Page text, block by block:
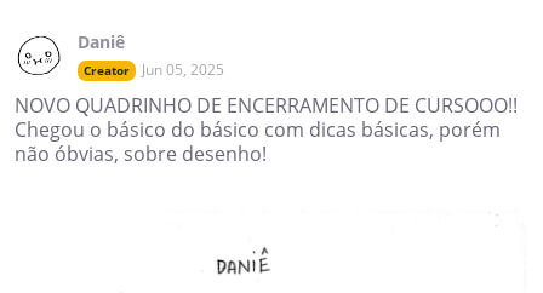
Daniê
Creator Jun 05, 2025
NOVO QUADRINHO DE ENCERRAMENTO DE CURSOOO!!
Chegou o básico do básico com dicas básicas, porém
não óbvias, sobre desenho!